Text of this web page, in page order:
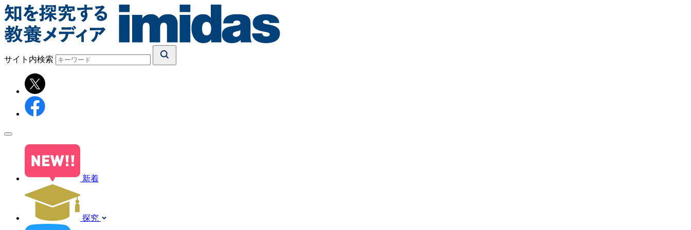
サイト内検索
新着
探究